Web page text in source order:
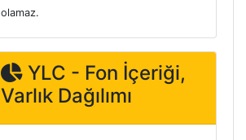
olamaz.
YLC - Fon İçeriği,
Varlık Dağılımı